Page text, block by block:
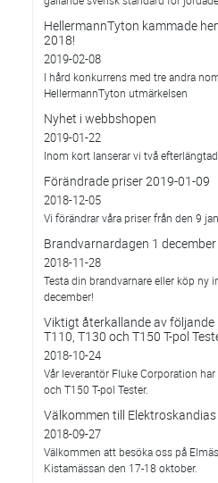
HellermannTyton kammade
2018!
2019-02-08
I hård konkurrens med tre andra
HellermannTyton utmärkelsen
Nyhet i webbshopen
2019-01-22
Inom kort lanserar vi två
Förändrade priser 2019-01-09
2018-12-05
Vi förändrar våra priser från den 9
Brandvarnardagen 1 december
2018-11-28
Testa din brandvarnare eller köp ny
december!
Viktigt återkallande av
T110, T130 och T150 T-pol
2018-10-24
Vår leverantör Fluke Corporation
och T150 T-pol Tester.
Välkommen till
2018-09-27
Välkommen att besöka oss på
Kistamässan den 17-18 oktober.